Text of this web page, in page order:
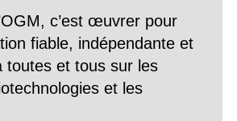
c’est œuvrer pour
fiable, indépendante et
toutes et tous sur les
et les